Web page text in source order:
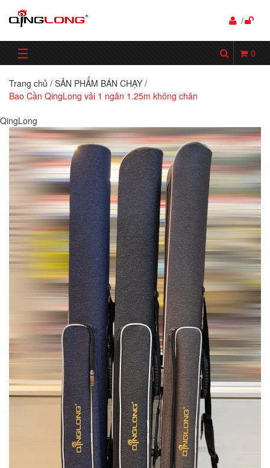
/
☰ 0
Trang chủ / SẢN PHẨM BÁN CHẠY /
Bao Cần QingLong vải 1 ngăn 1.25m không chân
QingLong